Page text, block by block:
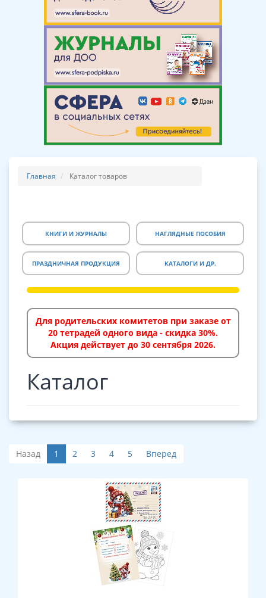
Главная Каталог товаров
КНИГИ И ЖУРНАЛЫ НАГЛЯДНЫЕ ПОСОБИЯ
ПРАЗДНИЧНАЯ ПРОДУКЦИЯ КАТАЛОГИ И ДР.
Для родительских комитетов при заказе от
20 тетрадей одного вида - скидка 30%.
Акция действует до 30 сентября 2026.
Каталог
Назад 1 2 3 4 5 Вперед